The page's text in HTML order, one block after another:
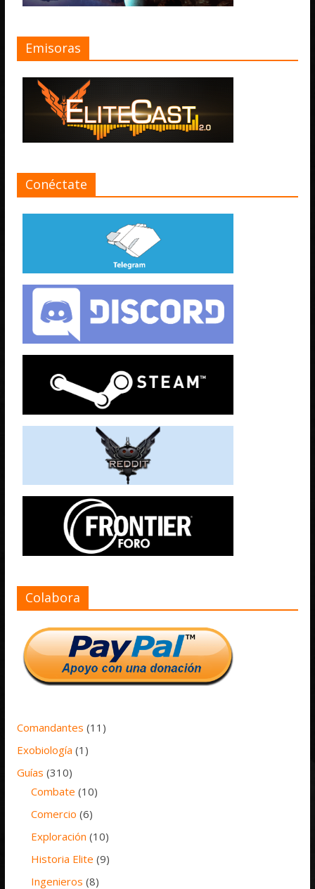
Emisoras
Conéctate
Colabora
Comandantes (11)
Exobiología (1)
Guías (310)
Combate (10)
Comercio (6)
Exploración (10)
Historia Elite (9)
Ingenieros (8)